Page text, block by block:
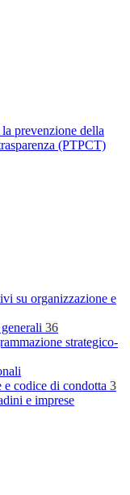
prevenzione della
(PTPCT)
su organizzazione e
36
strategico-
codice di condotta 3
e imprese